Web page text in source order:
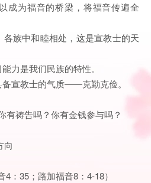
成为福音的桥梁，将福音传遍全
族中和睦相处，这是宣教士的天
力是我们民族的特性。
宣教士的气质——克勤克俭。
有祷告吗？你有金钱参与吗？
向
4：35；路加福音8：4-18）